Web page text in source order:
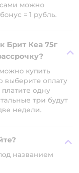
можно
= 1 рубль.
Брит Кеа 75г
купить
выберите оплату
одну
три будут
недели.
названием